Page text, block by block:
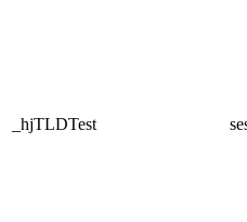
_hjTLDTest